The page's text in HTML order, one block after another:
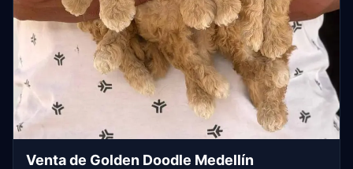
Venta de Golden Doodle Medellín